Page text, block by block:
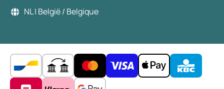
NL | België / Belgique